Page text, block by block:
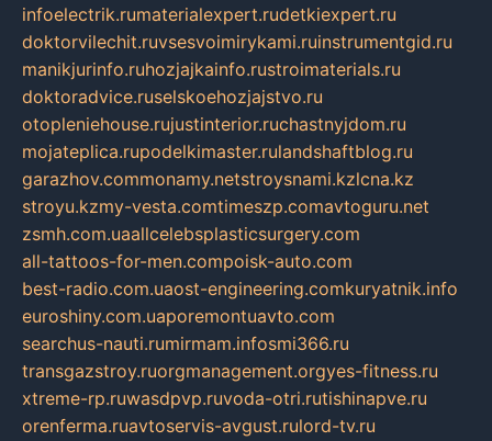
infoelectrik.rumaterialexpert.rudetkiexpert.ru
doktorvilechit.ruvsesvoimirykami.ruinstrumentgid.ru
manikjurinfo.ruhozjajkainfo.rustroimaterials.ru
doktoradvice.ruselskoehozjajstvo.ru
otopleniehouse.rujustinterior.ruchastnyjdom.ru
mojateplica.rupodelkimaster.rulandshaftblog.ru
garazhov.commonamy.netstroysnami.kzlcna.kz
stroyu.kzmy-vesta.comtimeszp.comavtoguru.net
zsmh.com.uaallcelebsplasticsurgery.com
all-tattoos-for-men.compoisk-auto.com
best-radio.com.uaost-engineering.comkuryatnik.info
euroshiny.com.uaporemontuavto.com
searchus-nauti.rumirmam.infosmi366.ru
transgazstroy.ruorgmanagement.orgyes-fitness.ru
xtreme-rp.ruwasdpvp.ruvoda-otri.rutishinapve.ru
orenferma.ruavtoservis-avgust.rulord-tv.ru